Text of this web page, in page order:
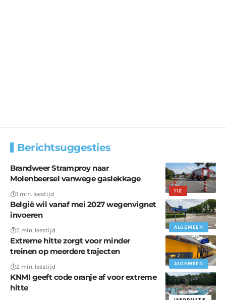
Berichtsuggesties
112
Brandweer Stramproy naar
Molenbeersel vanwege gaslekkage
1 min. leestijd
ALGEMEEN
België wil vanaf mei 2027 wegenvignet
invoeren
5 min. leestijd
ALGEMEEN
Extreme hitte zorgt voor minder
treinen op meerdere trajecten
2 min. leestijd
KNMI geeft code oranje af voor extreme
hitte